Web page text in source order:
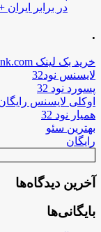
در برابر ایران
.
خرید بک لینک behtarinbacklink.com
لایسنس نود32
پسورد نود 32
اوکلی لایسنس رایگان
همیار نود 32
بهترین سئو
رایگان
آخرین دیدگاه‌ها
بایگانی‌ها